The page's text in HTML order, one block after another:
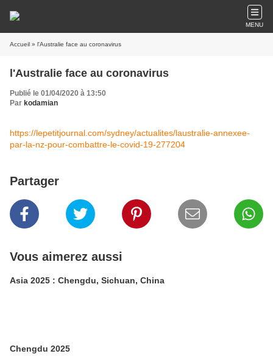
MENU
Accueil » l'Australie face au coronavirus
l'Australie face au coronavirus
Publié le 01/04/2020 à 13:50
Par kodamian
https://lepetitjournal.com/sydney/actualites/laustralie-annexee-
par-la-nz-pour-combattre-le-covid-19-277204
Partager
Vous aimerez aussi
Asia 2025 : Chengdu, Sichuan, China
Chengdu 2025